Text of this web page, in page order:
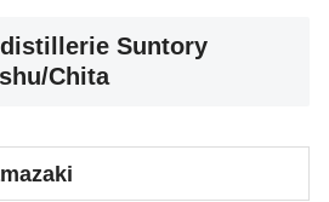
Suntory
Chita